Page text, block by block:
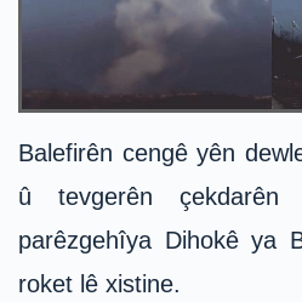
Balefirên cengê yên
û tevgerên
parêzgehîya Dihokê ya
roket lê xistine.